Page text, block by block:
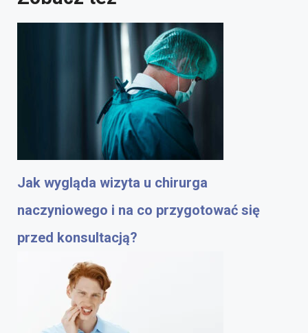
Jak wygląda wizyta u chirurga
naczyniowego i na co przygotować się
przed konsultacją?